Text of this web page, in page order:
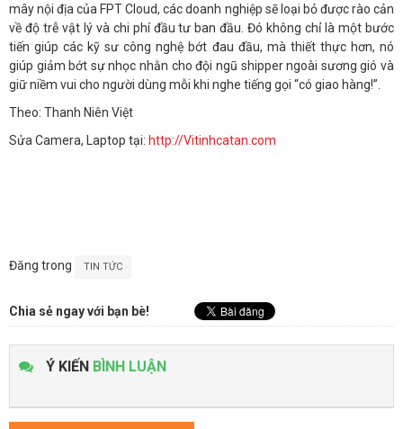
mây nội địa của FPT Cloud, các doanh nghiệp sẽ loại bỏ được rào cản
về độ trễ vật lý và chi phí đầu tư ban đầu. Đó không chỉ là một bước
tiến giúp các kỹ sư công nghệ bớt đau đầu, mà thiết thực hơn, nó
giúp giảm bớt sự nhọc nhằn cho đội ngũ shipper ngoài sương gió và
giữ niềm vui cho người dùng mỗi khi nghe tiếng gọi “có giao hàng!”.
Theo: Thanh Niên Việt
Sửa Camera, Laptop tại: http://Vitinhcatan.com
Đăng trong TIN TỨC
Chia sẻ ngay với bạn bè!
Ý KIẾN BÌNH LUẬN